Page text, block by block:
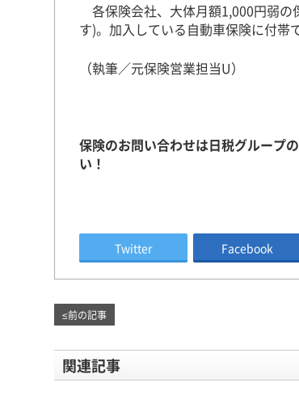
各保険会社、大体月額1,000円弱の
す)。加入している自動車保険に付帯
（執筆／元保険営業担当U）
保険のお問い合わせは日税グループ
い！
Twitter Facebook
≤前の記事
関連記事